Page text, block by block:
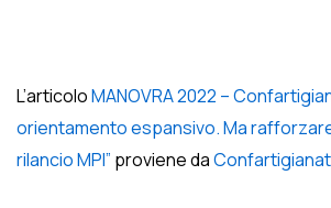
L’articoloMANOVRA 2022 –
orientamento espansivo. Ma
rilancio MPI” proviene da